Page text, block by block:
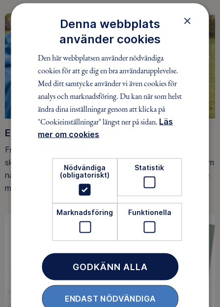
Ett friluftsliv för alla
Friluftsfrämjandet arbetar för att så många som möjligt
ska upptäcka den rörelseglädje och de hälsoeffekter som
naturen ger. Som medlem bidrar du också till vårt arbete
med att skydda allemansrätten.
×
Denna webbplats
använder cookies
Den här webbplatsen använder nödvändiga
cookies för att ge dig en bra användarupplevelse.
Med ditt samtycke använder vi även cookies för
analys och marknadsföring. Du kan när som helst
ändra dina inställningar genom att klicka på
"Cookieinställningar" längst ner på sidan. Läs
mer om cookies
Nödvändiga
(obligatoriskt)
Statistik
Marknadsföring Funktionella
GODKÄNN ALLA
ENDAST NÖDVÄNDIGA